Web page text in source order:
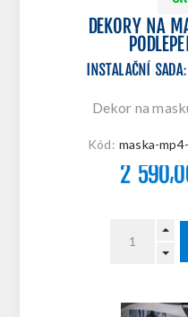
DEKORY NA
INSTALAČNÍ SADA:
Dekor na
Kód: maska-
2